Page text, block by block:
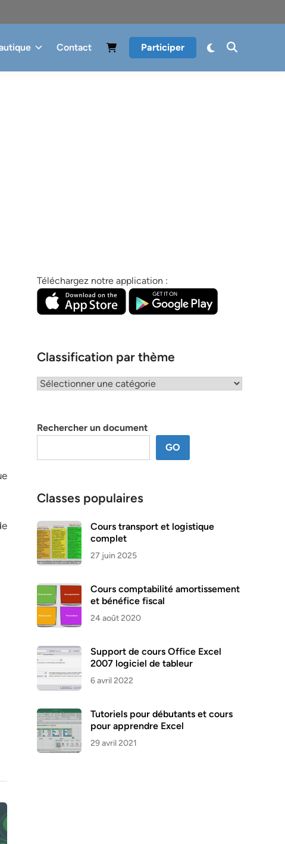
Contact Participer
Téléchargez notre application :
Classification par thème
Classification
Rechercher un document
GO
Classes populaires
Cours transport et logistique
complet
27 juin 2025
Cours comptabilité amortissement
et bénéfice fiscal
24 août 2020
Support de cours Office Excel
2007 logiciel de tableur
6 avril 2022
Tutoriels pour débutants et cours
pour apprendre Excel
29 avril 2021